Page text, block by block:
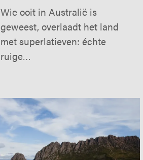
Wie ooit in Australië is
geweest, overlaadt het land
met superlatieven: échte
ruige…